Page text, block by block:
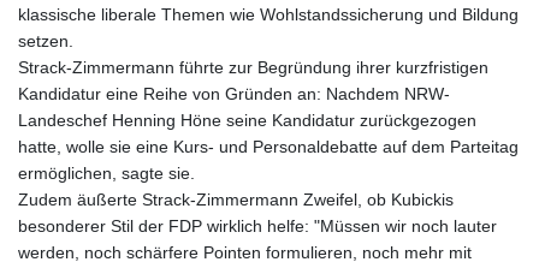
klassische liberale Themen wie Wohlstandssicherung und Bildung
setzen.
Strack-Zimmermann führte zur Begründung ihrer kurzfristigen
Kandidatur eine Reihe von Gründen an: Nachdem NRW-
Landeschef Henning Höne seine Kandidatur zurückgezogen
hatte, wolle sie eine Kurs- und Personaldebatte auf dem Parteitag
ermöglichen, sagte sie.
Zudem äußerte Strack-Zimmermann Zweifel, ob Kubickis
besonderer Stil der FDP wirklich helfe: "Müssen wir noch lauter
werden, noch schärfere Pointen formulieren, noch mehr mit